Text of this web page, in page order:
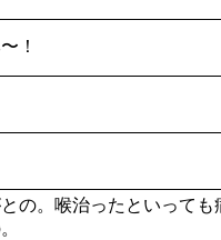
！
の。喉治ったといって